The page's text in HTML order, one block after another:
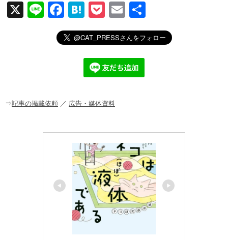
X
Li
F
a
c
o
H
at
e
n
a
P
o
ck
et
E
m
ail
有
⇒記事の掲載依頼 ／ 広告・媒体資料